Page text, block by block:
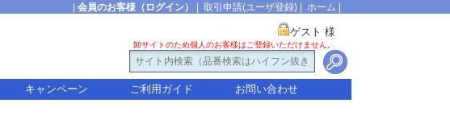
会員のお客様（ログイン） 取引申請(ユーザ登録) ホーム
ゲスト 様
卸サイトのため個人のお客様はご登録いただけません。
キャンペーン ご利用ガイド お問い合わせ